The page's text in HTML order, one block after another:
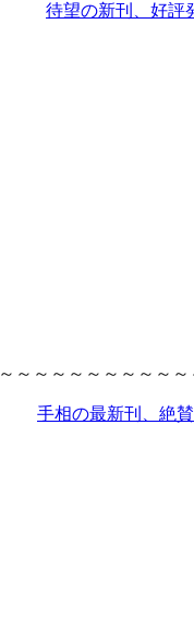
待望の新刊、好評
～～～～～～～～～
手相の最新刊、絶賛